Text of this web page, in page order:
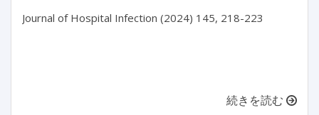
Journal of Hospital Infection (2024) 145, 218-223
続きを読む